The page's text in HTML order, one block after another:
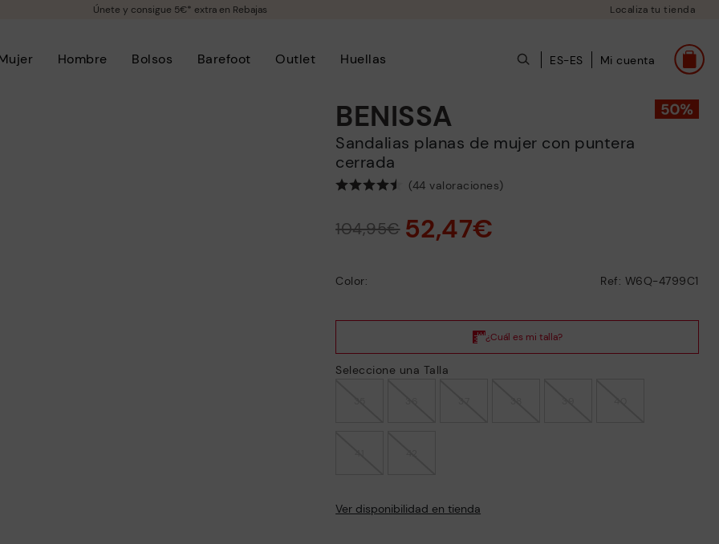
Únete y consigue 5€* extra en Rebajas Localiza tu tienda
Hombre Bolsos Barefoot Outlet Huellas ES-ES Mi cuenta
BENISSA
Sandalias planas de mujer con puntera
cerrada
(44 valoraciones)
104,95€ 52,47€
Color: Ref: W6Q-4799C1
Seleccione una Talla
Ver disponibilidad en tienda